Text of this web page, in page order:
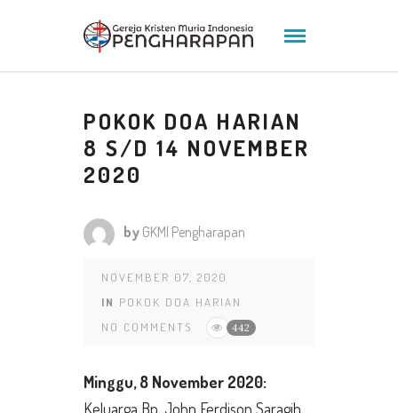
POKOK DOA HARIAN
8 S/D 14 NOVEMBER
2020
by GKMI Pengharapan
NOVEMBER 07, 2020
IN POKOK DOA HARIAN
NO COMMENTS
442
Minggu, 8 November 2020:
Keluarga Bp. John Ferdison Saragih